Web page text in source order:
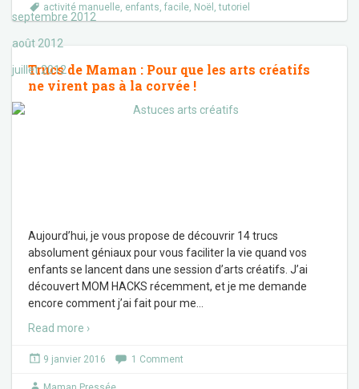
septembre 2012
août 2012
juillet 2012
activité manuelle, enfants, facile, Noël ,tutoriel
Trucs de Maman : Pour que les arts créatifs
ne virent pas à la corvée !
Aujourd’hui, je vous propose de découvrir 14 trucs
absolument géniaux pour vous faciliter la vie quand vos
enfants se lancent dans une session d’arts créatifs. J’ai
découvert MOM HACKS récemment, et je me demande
encore comment j’ai fait pour me
Read more ›
9 janvier 2016 1 Comment